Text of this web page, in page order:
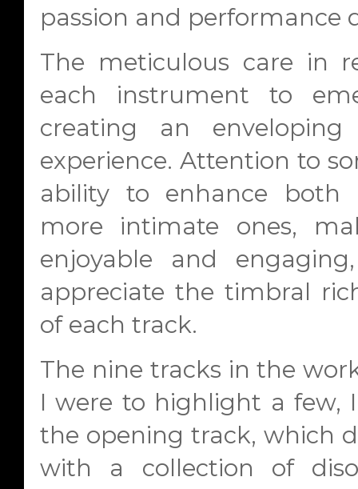
passion and performance
The meticulous care in
each instrument to
creating an
experience. Attention to
ability to enhance both
more intimate ones,
enjoyable and
appreciate the timbral
of each track.
The nine tracks in the
I were to highlight a
the opening track, which
with a collection of